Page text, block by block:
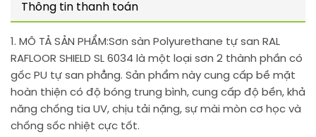
Thông tin thanh toán
1. MÔ TẢ SẢN PHẨM:Sơn sàn Polyurethane tự san RAL
RAFLOOR SHIELD SL 6034 là một loại sơn 2 thành phần có
gốc PU tự san phẳng. Sản phẩm này cung cấp bề mặt
hoàn thiện có độ bóng trung bình, cung cấp độ bền, khả
năng chống tia UV, chịu tải nặng, sự mài mòn cơ học và
chống sốc nhiệt cực tốt.